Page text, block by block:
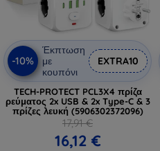
-10%
Έκπτωση
με
κουπόνι
EXTRA10
TECH-PROTECT PCL3X4 πρίζα
ρεύματος 2x USB & 2x Type-C & 3
πρίζες λευκή (5906302372096)
17,91 €
16,12 €